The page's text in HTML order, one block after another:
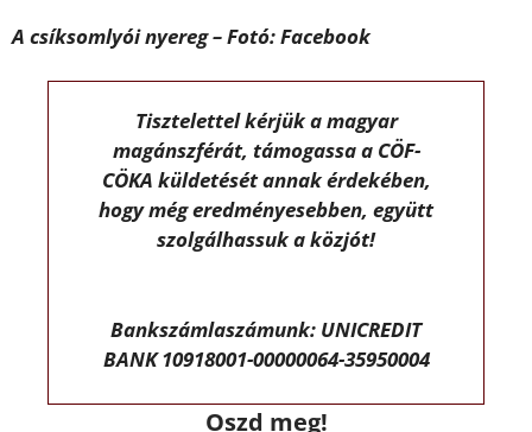
A csíksomlyói nyereg – Fotó: Facebook
Tisztelettel kérjük a magyar
magánszférát, támogassa a CÖF-
CÖKA küldetését annak érdekében,
hogy még eredményesebben, együtt
szolgálhassuk a közjót!
Bankszámlaszámunk: UNICREDIT
BANK 10918001-00000064-35950004
Oszd meg!